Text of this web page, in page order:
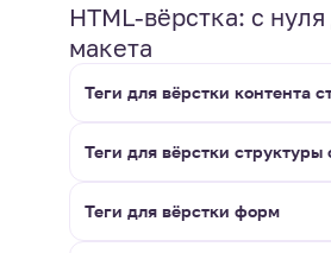
HTML-вёрстка: с
макета
Теги для вёрстки контента
Теги для вёрстки структуры
Теги для вёрстки форм